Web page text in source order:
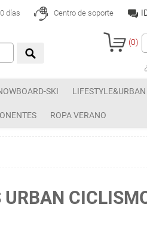
días Centro de soporte
(0)
SKI LIFESTYLE&URBAN
ROPA VERANO